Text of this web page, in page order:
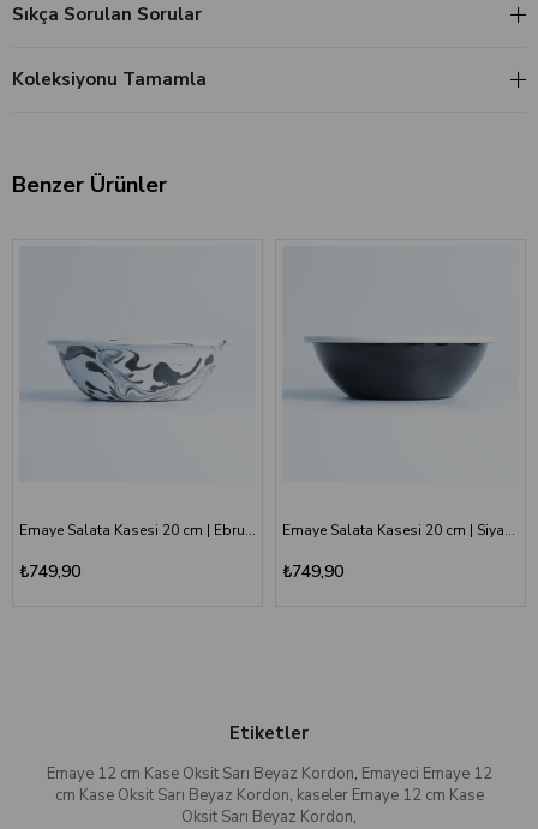
Sıkça Sorulan Sorular
Koleksiyonu Tamamla
Benzer Ürünler
Emaye Salata Kasesi 20 cm | Ebruli Desen Siyah Beyaz
₺749,90
Emaye Salata Kasesi 20 cm | Siyah Kordon Beyaz
₺749,90
Etiketler
Emaye 12 cm Kase Oksit Sarı Beyaz Kordon, Emayeci Emaye 12
cm Kase Oksit Sarı Beyaz Kordon, kaseler Emaye 12 cm Kase
Oksit Sarı Beyaz Kordon,